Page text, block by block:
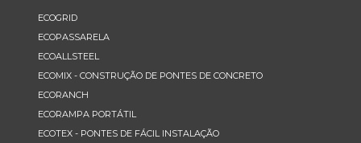
ECOGRID
ECOPASSARELA
ECOALLSTEEL
ECOMIX - CONSTRUÇÃO DE PONTES DE CONCRETO
ECORANCH
ECORAMPA PORTÁTIL
ECOTEX - PONTES DE FÁCIL INSTALAÇÃO